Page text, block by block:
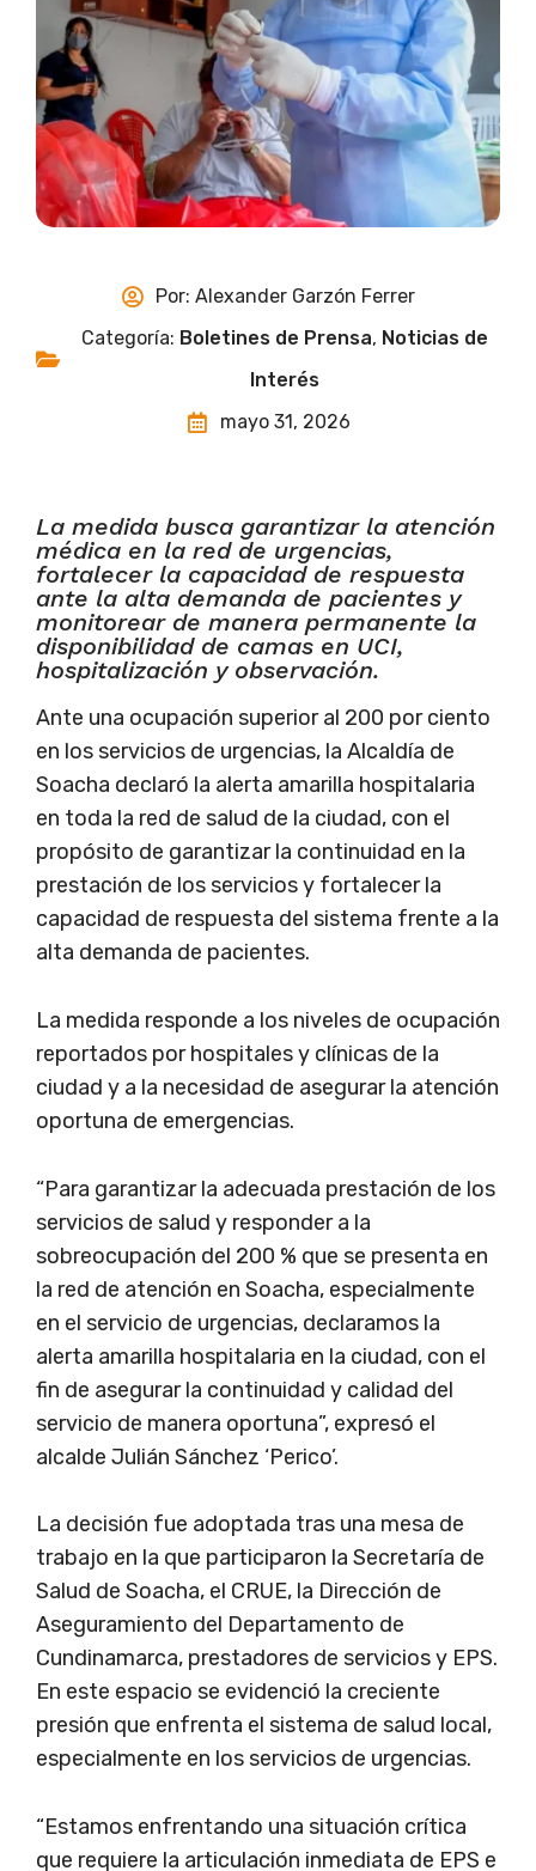
Por: Alexander Garzón Ferrer
Categoría: Boletines de Prensa, Noticias de
Interés
mayo 31, 2026
La medida busca garantizar la atención
médica en la red de urgencias,
fortalecer la capacidad de respuesta
ante la alta demanda de pacientes y
monitorear de manera permanente la
disponibilidad de camas en UCI,
hospitalización y observación.
Ante una ocupación superior al 200 por ciento
en los servicios de urgencias, la Alcaldía de
Soacha declaró la alerta amarilla hospitalaria
en toda la red de salud de la ciudad, con el
propósito de garantizar la continuidad en la
prestación de los servicios y fortalecer la
capacidad de respuesta del sistema frente a la
alta demanda de pacientes.
La medida responde a los niveles de ocupación
reportados por hospitales y clínicas de la
ciudad y a la necesidad de asegurar la atención
oportuna de emergencias.
“Para garantizar la adecuada prestación de los
servicios de salud y responder a la
sobreocupación del 200 % que se presenta en
la red de atención en Soacha, especialmente
en el servicio de urgencias, declaramos la
alerta amarilla hospitalaria en la ciudad, con el
fin de asegurar la continuidad y calidad del
servicio de manera oportuna”, expresó el
alcalde Julián Sánchez ‘Perico’.
La decisión fue adoptada tras una mesa de
trabajo en la que participaron la Secretaría de
Salud de Soacha, el CRUE, la Dirección de
Aseguramiento del Departamento de
Cundinamarca, prestadores de servicios y EPS.
En este espacio se evidenció la creciente
presión que enfrenta el sistema de salud local,
especialmente en los servicios de urgencias.
“Estamos enfrentando una situación crítica
que requiere la articulación inmediata de EPS e